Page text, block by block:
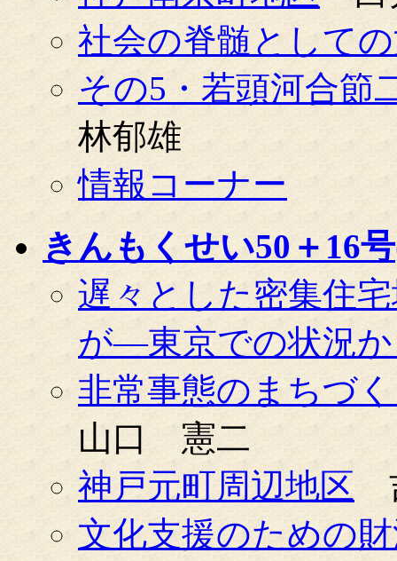
社会の脊髄として
その5・若頭河合節
林郁雄
情報コーナー
きんもくせい50＋16
遅々とした密集住
が―東京での状況
非常事態のまちづ
山口 憲二
神戸元町周辺地区
文化支援のための